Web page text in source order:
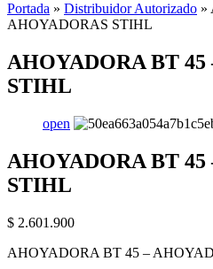
Portada » Distribuidor Autorizado »
AHOYADORAS STIHL
AHOYADORA BT 45
STIHL
open
AHOYADORA BT 45
STIHL
$ 2.601.900
AHOYADORA BT 45 –